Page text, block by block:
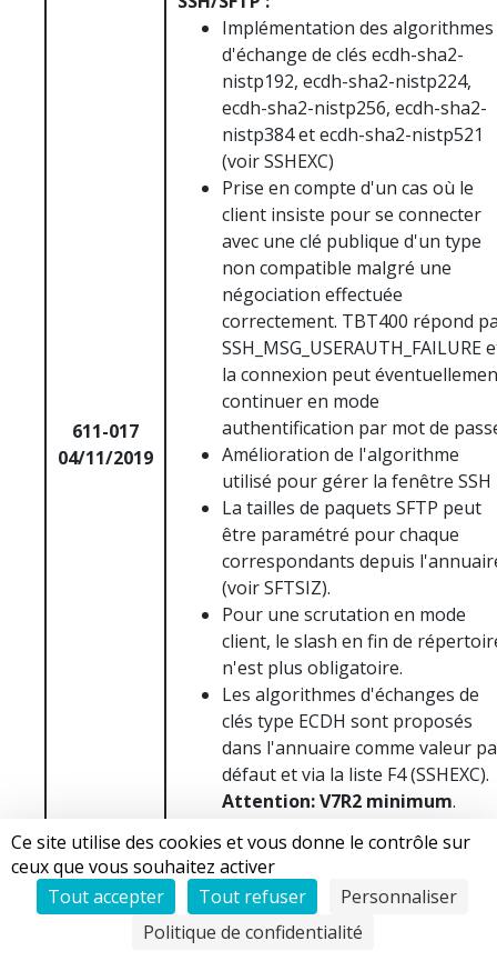
Ce site utilise des cookies et vous donne le contrôle sur
ceux que vous souhaitez activer
Tout accepter
Tout refuser
Personnaliser
Politique de confidentialité
611-017
04/11/2019
Implémentation des algorithmes
d'échange de clés ecdh-sha2-
nistp192, ecdh-sha2-nistp224,
ecdh-sha2-nistp256, ecdh-sha2-
nistp384 et ecdh-sha2-nistp521
(voir SSHEXC)
Prise en compte d'un cas où le
client insiste pour se connecter
avec une clé publique d'un type
non compatible malgré une
négociation effectuée
correctement. TBT400 répond
SSH_MSG_USERAUTH_FAILURE
la connexion peut
continuer en mode
authentification par mot de
Amélioration de l'algorithme
utilisé pour gérer la fenêtre SSH
La tailles de paquets SFTP peut
être paramétré pour chaque
correspondants depuis
(voir SFTSIZ).
Pour une scrutation en mode
client, le slash en fin de
n'est plus obligatoire.
Les algorithmes d'échanges de
clés type ECDH sont proposés
dans l'annuaire comme valeur
défaut et via la liste F4 (SSHEXC).
Attention: V7R2 minimum.
TBT WebAccess :
L'écoute sur l'interface loopback
est forcée ce qui permet d'être
compatible avec les